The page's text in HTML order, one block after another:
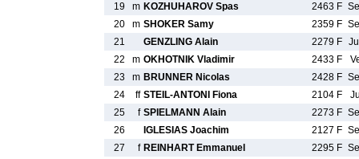
19
m KOZHUHAROV Spas 2463 F
20
m SHOKER Samy 2359 F
21
GENZLING Alain 2279 F
22
m OKHOTNIK Vladimir 2433 F
23
m BRUNNER Nicolas 2428 F
24
ff STEIL-ANTONI Fiona 2104 F
25
f SPIELMANN Alain 2273 F
26
IGLESIAS Joachim 2127 F
27
f REINHART Emmanuel 2295 F